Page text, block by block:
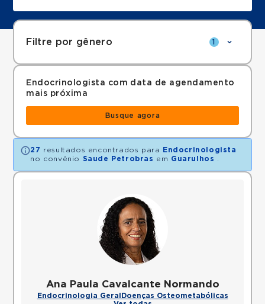
Filtre por gênero 1
Endocrinologista com data de agendamento
mais próxima
Busque agora
27 resultados encontrados para
Endocrinologista
no convênio
Saude Petrobras em Guarulhos
Ana Paula Cavalcante Normando
Endocrinologia Geral Doenças Osteometabólicas